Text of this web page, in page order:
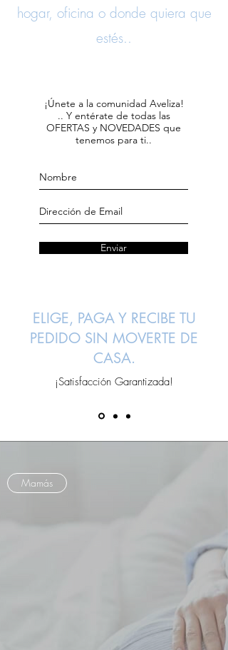
hogar, oficina o donde quiera que
estés..
¡Únete a la comunidad Aveliza!
.. Y entérate de todas las
OFERTAS y NOVEDADES que
tenemos para ti..
Enviar
ELIGE, PAGA Y RECIBE TU
PEDIDO SIN MOVERTE DE
CASA.
¡Satisfacción Garantizada!
Mamás